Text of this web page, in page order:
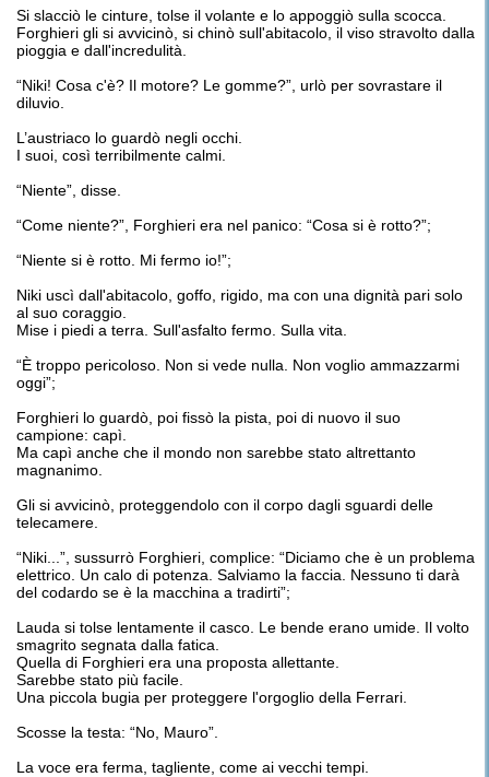
Si slacciò le cinture, tolse il volante e lo appoggiò sulla scocca.
Forghieri gli si avvicinò, si chinò sull'abitacolo, il viso stravolto dalla
pioggia e dall'incredulità.
“Niki! Cosa c'è? Il motore? Le gomme?”, urlò per sovrastare il
diluvio.
L’austriaco lo guardò negli occhi.
I suoi, così terribilmente calmi.
“Niente”, disse.
“Come niente?”, Forghieri era nel panico: “Cosa si è rotto?”;
“Niente si è rotto. Mi fermo io!”;
Niki uscì dall'abitacolo, goffo, rigido, ma con una dignità pari solo
al suo coraggio.
Mise i piedi a terra. Sull'asfalto fermo. Sulla vita.
“È troppo pericoloso. Non si vede nulla. Non voglio ammazzarmi
oggi”;
Forghieri lo guardò, poi fissò la pista, poi di nuovo il suo
campione: capì.
Ma capì anche che il mondo non sarebbe stato altrettanto
magnanimo.
Gli si avvicinò, proteggendolo con il corpo dagli sguardi delle
telecamere.
“Niki...”, sussurrò Forghieri, complice: “Diciamo che è un problema
elettrico. Un calo di potenza. Salviamo la faccia. Nessuno ti darà
del codardo se è la macchina a tradirti”;
Lauda si tolse lentamente il casco. Le bende erano umide. Il volto
smagrito segnata dalla fatica.
Quella di Forghieri era una proposta allettante.
Sarebbe stato più facile.
Una piccola bugia per proteggere l'orgoglio della Ferrari.
Scosse la testa: “No, Mauro”.
La voce era ferma, tagliente, come ai vecchi tempi.